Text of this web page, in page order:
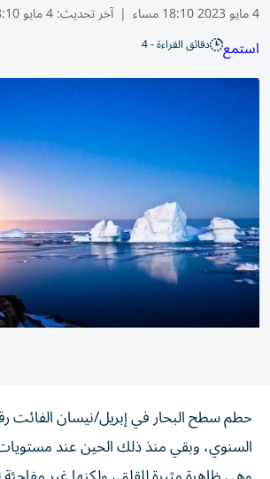
4 مايو 2023 18:10 مساء | آخر تحديث:4 مايو 18:10 2023
استمع دقائق القراءة - 4
حطم سطح البحار في إبريل/نيسان الفائت
السنوي، وبقي منذ ذلك الحين عند